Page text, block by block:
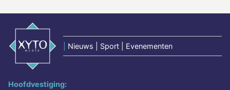
Nieuws | Sport | Evenementen
Hoofdvestiging: